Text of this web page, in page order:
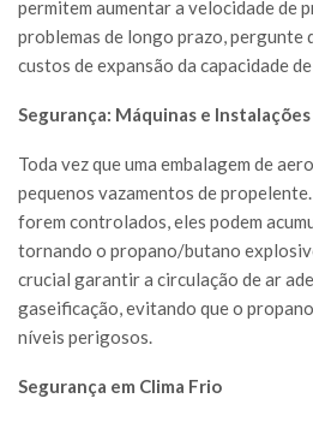
permitem aumentar a velocidade de
problemas de longo prazo, pergunte
custos de expansão da capacidade
Segurança: Máquinas e
Toda vez que uma embalagem de
pequenos vazamentos de
forem controlados, eles podem
tornando o propano/butano
crucial garantir a circulação de ar
gaseificação, evitando que o
níveis perigosos.
Segurança em Clima Frio